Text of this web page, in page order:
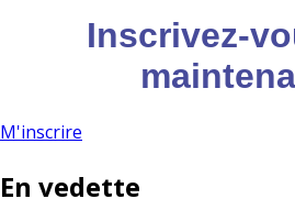
Inscrivez-
M'inscrire
En vedette